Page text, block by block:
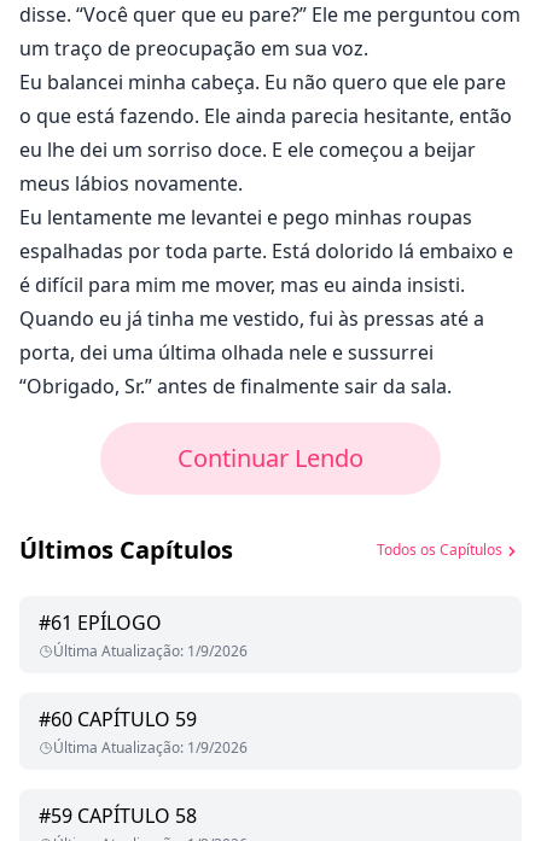
disse. “Você quer que eu pare?” Ele me perguntou com
um traço de preocupação em sua voz.
Eu balancei minha cabeça. Eu não quero que ele pare
o que está fazendo. Ele ainda parecia hesitante, então
eu lhe dei um sorriso doce. E ele começou a beijar
meus lábios novamente.
Eu lentamente me levantei e pego minhas roupas
espalhadas por toda parte. Está dolorido lá embaixo e
é difícil para mim me mover, mas eu ainda insisti.
Quando eu já tinha me vestido, fui às pressas até a
porta, dei uma última olhada nele e sussurrei
“Obrigado, Sr.” antes de finalmente sair da sala.
Continuar Lendo
Últimos Capítulos Todos os Capítulos
#61 EPÍLOGO
Última Atualização: 1/9/2026
#60 CAPÍTULO 59
Última Atualização: 1/9/2026
#59 CAPÍTULO 58